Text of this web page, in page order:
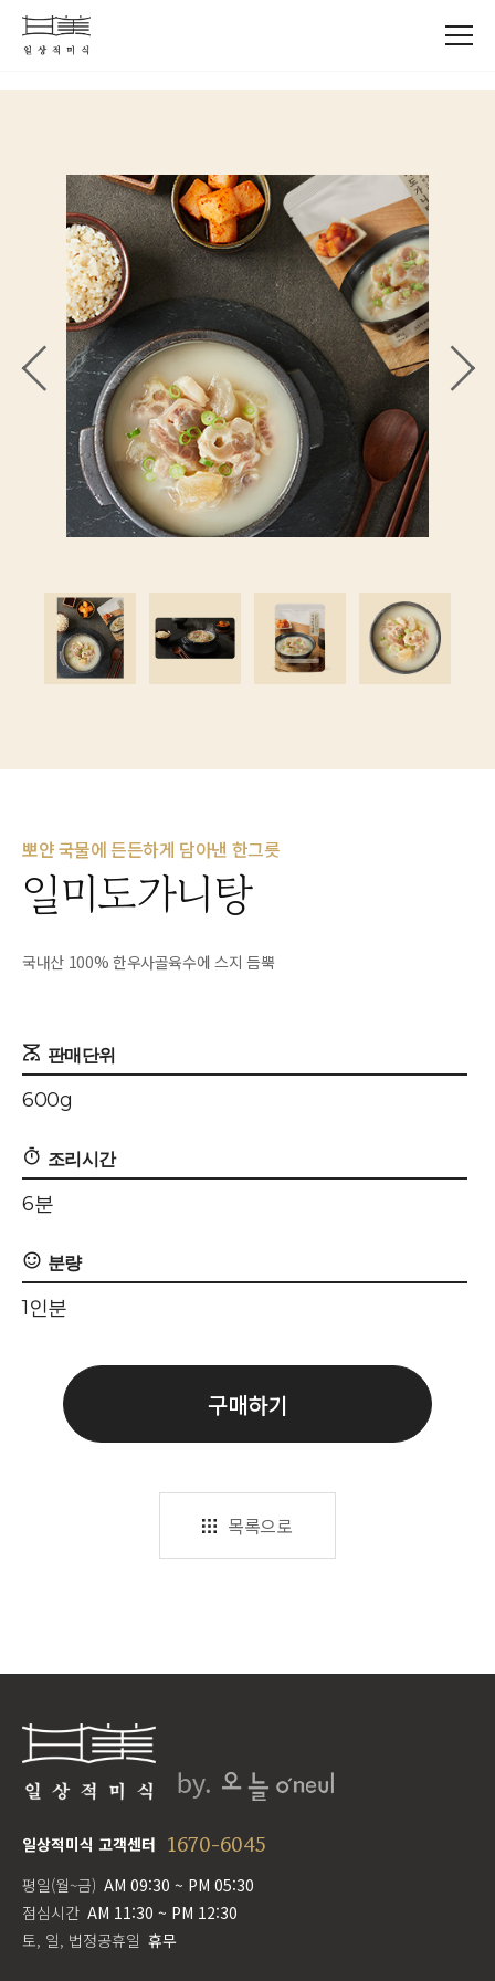
목록으로
뽀얀 국물에 든든하게 담아낸 한그릇
일미도가니탕
국내산 100% 한우사골육수에 스지 듬뿍
600g
6분
1인분
구매하기
일상적미식 고객센터 1670-6045
평일(월~금) AM 09:30 ~ PM 05:30
점심시간 AM 11:30 ~ PM 12:30
토, 일, 법정공휴일 휴무